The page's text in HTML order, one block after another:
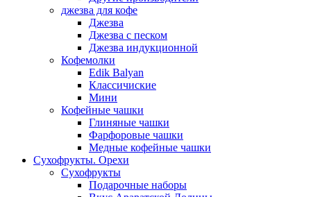
джезва для кофе
Джезва
Джезва с песком
Джезва индукционной
Кофемолки
Edik Balyan
Классичиские
Мини
Кофейные чашки
Глиняные чашки
Фарфоровые чашки
Медные кофейные чашки
Сухофрукты. Орехи
Сухофрукты
Подарочные наборы